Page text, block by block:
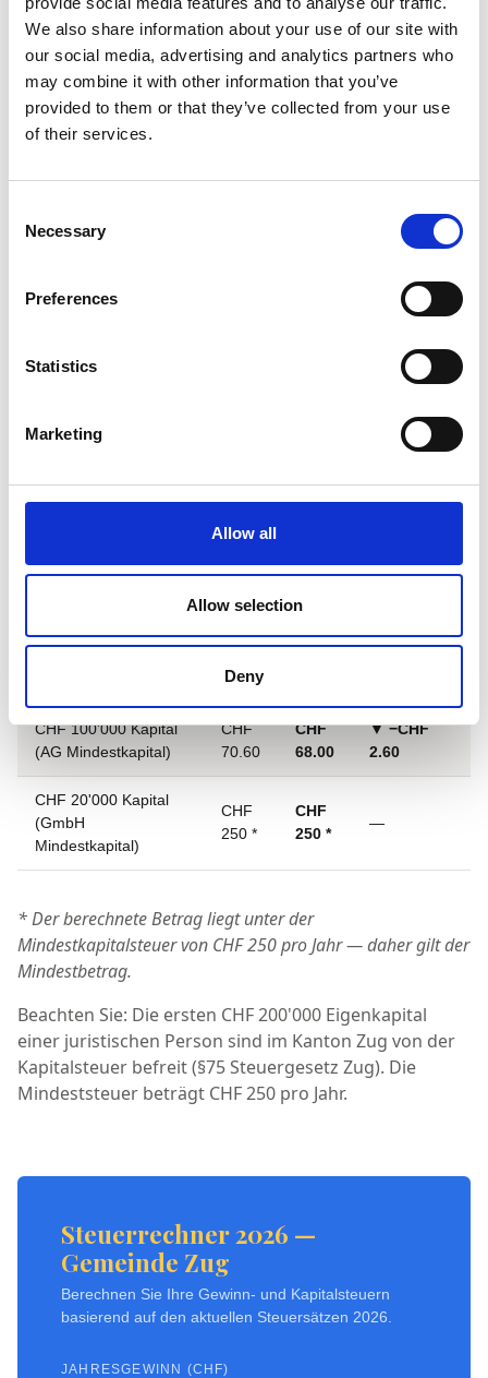
We also share information about your use of our site with
our social media, advertising and analytics partners who
may combine it with other information that you’ve
provided to them or that they’ve collected from your use
of their services.
Selection
Necessary
Preferences
Statistics
Marketing
Allow all
Allow selection
Deny
Gemeindesteuer
CHF
1'578.67
CHF
1'578.69
≈ gleich
Kirchensteuern
(total)
CHF
CHF
▼ −CHF
Total
CHF
CHF
▼ −CHF
Nettogewinn bei tieferem Gesamtsteuersatz leicht höher
Kapitalsteuer 2026
Neben der Gewinnsteuer zahlen Kapitalgesellschaften
eine jährliche Steuer auf ihr Eigenkapital. Der Betrag
ist gering, aber Teil der Gesamtrechnung:
2025 2026
‰
CHF 100'000 Kapital
(AG Mindestkapital)
CHF
70.60
CHF
68.00
▼ −CHF
2.60
CHF 20'000 Kapital
(GmbH
Mindestkapital)
CHF
250 *
CHF
250 *
—
* Der berechnete Betrag liegt unter der
Mindestkapitalsteuer von CHF 250 pro Jahr — daher gilt der
Mindestbetrag.
Beachten Sie: Die ersten CHF 200'000 Eigenkapital
einer juristischen Person sind im Kanton Zug von der
Kapitalsteuer befreit (§75 Steuergesetz Zug). Die
Mindeststeuer beträgt CHF 250 pro Jahr.
Steuerrechner 2026 —
Gemeinde Zug
Berechnen Sie Ihre Gewinn- und Kapitalsteuern
basierend auf den aktuellen Steuersätzen 2026.
JAHRESGEWINN (CHF)